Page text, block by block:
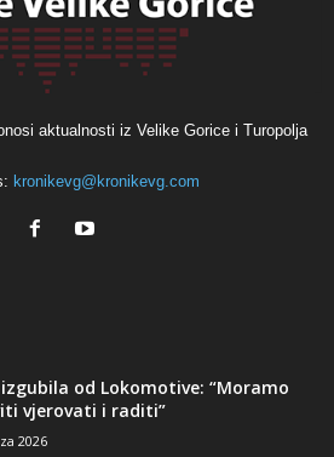
aktualnosti iz Velike Gorice i Turopolja
kronikevg@kronikevg.com
od Lokomotive: “Moramo
vjerovati i raditi”
2026